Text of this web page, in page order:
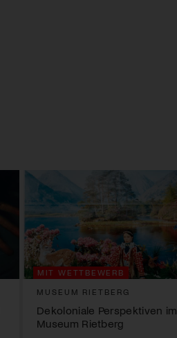
MIT WETTBEWERB
MUSEUM RIETBERG
Dekoloniale Perspektiven im
Museum Rietberg